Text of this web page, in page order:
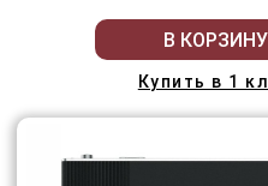
В КОРЗИНУ
Купить в 1